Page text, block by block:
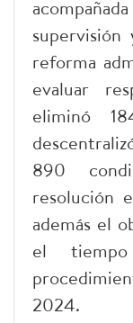
reforma
evaluar
eliminó
890
resolución
además el
el
2024.